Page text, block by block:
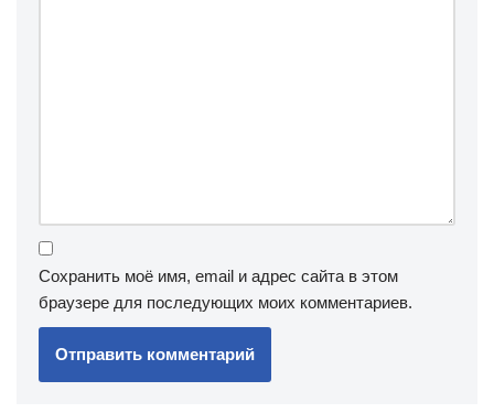
Сохранить моё имя, email и адрес сайта в этом
браузере для последующих моих комментариев.